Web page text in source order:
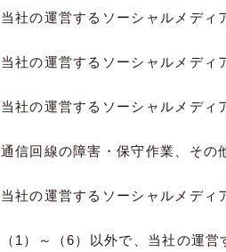
当社の運営するソーシャルメディ
当社の運営するソーシャルメディ
当社の運営するソーシャルメディ
通信回線の障害・保守作業、その
当社の運営するソーシャルメディ
（1）～（6）以外で、当社の運